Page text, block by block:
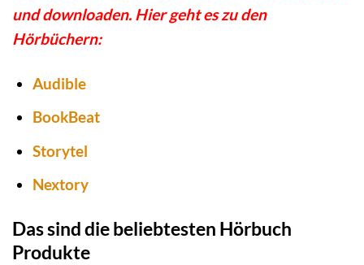
und downloaden. Hier geht es zu den
Hörbüchern:
Audible
BookBeat
Storytel
Nextory
Das sind die beliebtesten Hörbuch
Produkte